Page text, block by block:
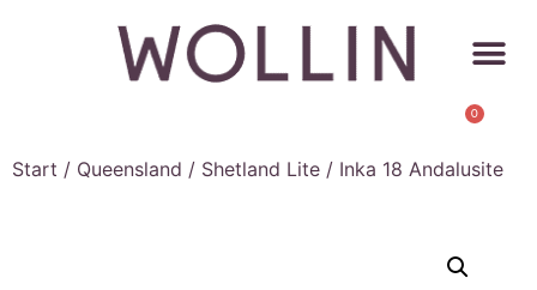
0
Start / Queensland / Shetland Lite / Inka 18 Andalusite